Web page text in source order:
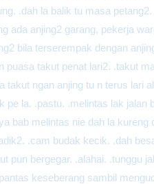
.dah la balik tu masa
ada anjing2 garang, pekerja
bila terserempak dengan
puasa takut penat lari2. .takut
takut ngan anjing tu n terus lari
pe la. .pastu. .melintas lak jalan
bab melintas nie dah la kureng
.cam budak kecik. .dah
pun bergegar. .alahai. .tunggu
keseberang sambil